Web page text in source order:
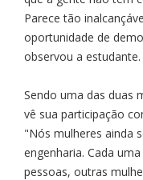
Parece tão
oportunidade de
observou a estudante.
Sendo uma das duas
vê sua participação
"Nós mulheres ainda
engenharia. Cada
pessoas, outras